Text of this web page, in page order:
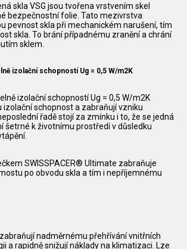
skla VSG jsou tvořena vrstvením skel
bezpečnostní folie. Tato mezivrstva
pevnost skla při mechanickém narušení, tím
skla. To brání případnému zranění a chrání
sklem.
izolační schopností Ug = 0,5 W/m2K
izolační schopností Ug = 0,5 W/m2K
izolační schopnost a zabraňují vzniku
řadě stojí za zmínku i to, že se jedná
šetrné k životnímu prostředí v důsledku
SWISSPACER® Ultimate zabraňuje
po obvodu skla a tím i nepříjemnému
nadměrnému přehřívání vnitřních
a rapidně snižují náklady na klimatizaci. Lze